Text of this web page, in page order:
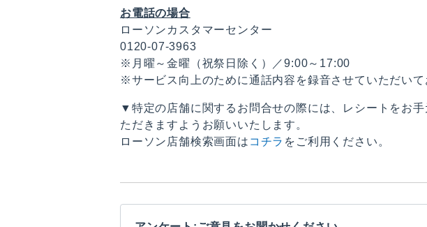
お電話の場合
ローソンカスタマーセンター
0120-07-3963
※月曜～金曜（祝祭日除く）／9:00～17:00
※サービス向上のために通話内容を録音させていただいて
▼特定の店舗に関するお問合せの際には、レシートをお
ただきますようお願いいたします。
ローソン店舗検索画面は コチラ をご利用ください。